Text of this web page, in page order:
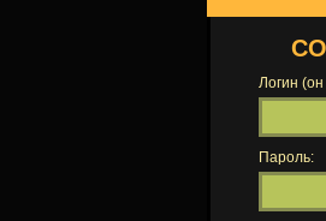
Логин (он
Пароль: